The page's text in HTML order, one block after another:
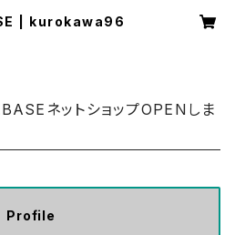
CASE | kurokawa96
ネットショップOPENしま
Profile